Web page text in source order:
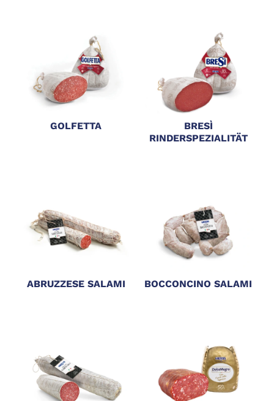
GOLFETTA
BRESÌ
RINDERSPEZIALITÄT
ABRUZZESE SALAMI BOCCONCINO SALAMI